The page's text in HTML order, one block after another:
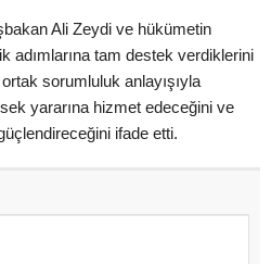
Ali Zeydi ve hükümetin
adımlarına tam destek verdiklerini
sorumluluk anlayışıyla
yararına hizmet edeceğini ve
ifade etti.